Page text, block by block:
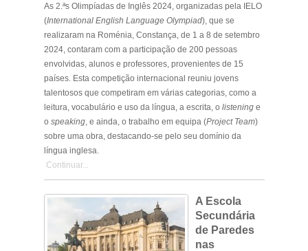
As 2.ªs Olimpíadas de Inglês 2024, organizadas pela IELO
(International English Language Olympiad), que se
realizaram na Roménia, Constança, de 1 a 8 de setembro
2024, contaram com a participação de 200 pessoas
envolvidas, alunos e professores, provenientes de 15
países. Esta competição internacional reuniu jovens
talentosos que competiram em várias categorias, como a
leitura, vocabulário e uso da língua, a escrita, o listeninge
o speaking, e ainda, o trabalho em equipa (Project Team)
sobre uma obra, destacando-se pelo seu domínio da
língua inglesa.
Continuar...
A Escola
Secundária
de Paredes
nas